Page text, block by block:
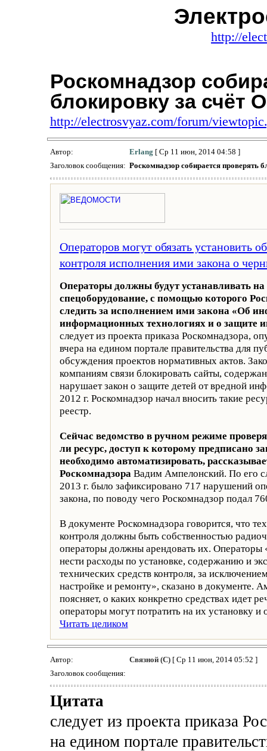
http://
Роскомнадзор
блокировку за счёт
http://electrosvyaz.com/forum/
Автор: Erlang [ Ср 11 июн, 2014 04:58 ]
Заголовок сообщения: Роскомнадзор собирается проверять
Операторов могут обязать установить
контроля исполнения ими закона о
Операторы должны будут устанавливать на
спецоборудование, с помощью которого
следить за исполнением ими закона «Об
информационных технологиях и о защите
следует из проекта приказа Роскомнадзора,
вчера на едином портале правительства для
обсуждения проектов нормативных актов.
компаниям связи блокировать сайты,
нарушает закон о защите детей от вредной
2012 г. Роскомнадзор начал вносить такие
реестр.
Сейчас ведомство в ручном режиме
ли ресурс, доступ к которому предписано
необходимо автоматизировать,
Роскомнадзора Вадим Ампелонский. По его
2013 г. было зафиксировано 717 нарушений
закона, по поводу чего Роскомнадзор подал
В документе Роскомнадзора говорится, что
контроля должны быть собственностью
операторы должны арендовать их. Операторы
нести расходы по установке, содержанию и
технических средств контроля, за
настройке и ремонту», сказано в документе.
поясняет, о каких конкретно средствах идет
операторы могут потратить на их установку и
Читать целиком
Автор: Связной (С)[ Ср 11 июн, 2014 05:52 ]
Заголовок сообщения:
Цитата
следует из проекта приказа
на едином портале